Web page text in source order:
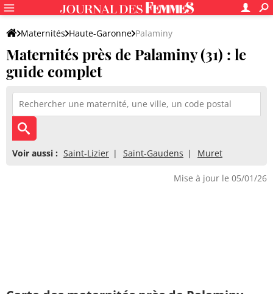
Maternités Haute-Garonne Palaminy
Maternités près de Palaminy (31) : le
guide complet
Voir aussi : Saint-Lizier Saint-Gaudens Muret
Mise à jour le 05/01/26